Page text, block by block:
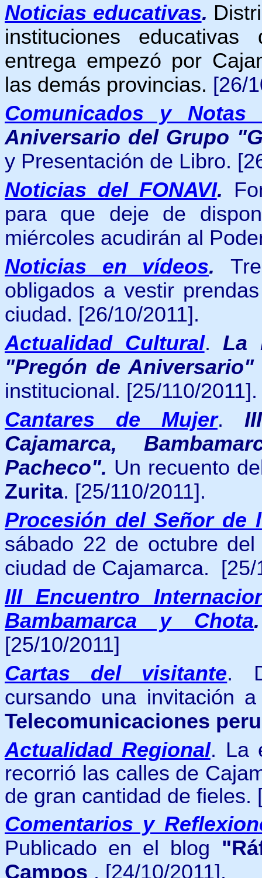
Noticias educativas.
instituciones
entrega empezó por
las demás provincias. [26/
Comunicados y Notas
Aniversario del Grupo
y Presentación de Libro.
Noticias del FONAVI.
para que deje de
miércoles acudirán al
Noticias en vídeos.
obligados a vestir
ciudad. [26/10/2011].
Actualidad Cultural. La
"Pregón de Aniversario"
institucional. [25/110/2011].
Cantares de Mujer.
Cajamarca,
Pacheco". Un recuento
Zurita. [25/110/2011].
Procesión del Señor de
sábado 22 de octubre
ciudad de Cajamarca.
[25/
III Encuentro
Bambamarca y Chota.
[25/10/2011]
Cartas del visitante.
cursando una invitación
Telecomunicaciones
Actualidad Regional. La
recorrió las calles de
de gran cantidad de fieles.
Comentarios y
Publicado en el blog
Campos . [24/10/2011].